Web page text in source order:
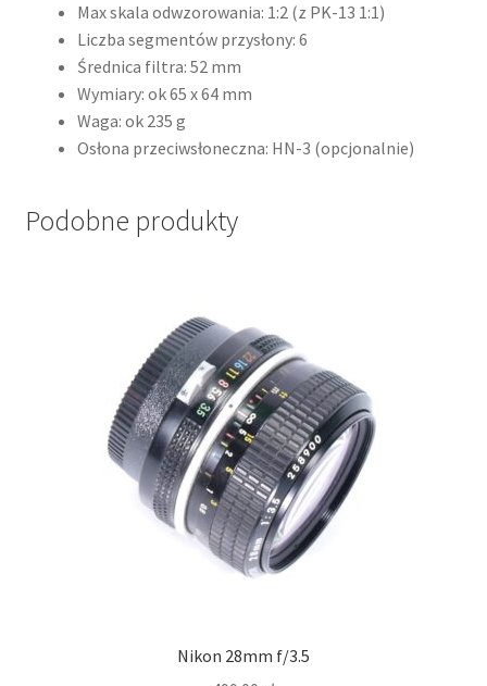
Max skala odwzorowania: 1:2 (z PK-13 1:1)
Liczba segmentów przysłony: 6
Średnica filtra: 52 mm
Wymiary: ok 65 x 64 mm
Waga: ok 235 g
Osłona przeciwsłoneczna: HN-3 (opcjonalnie)
Podobne produkty
Nikon 28mm f/3.5